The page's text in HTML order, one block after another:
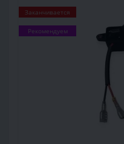
Заканчивается
Рекомендуем